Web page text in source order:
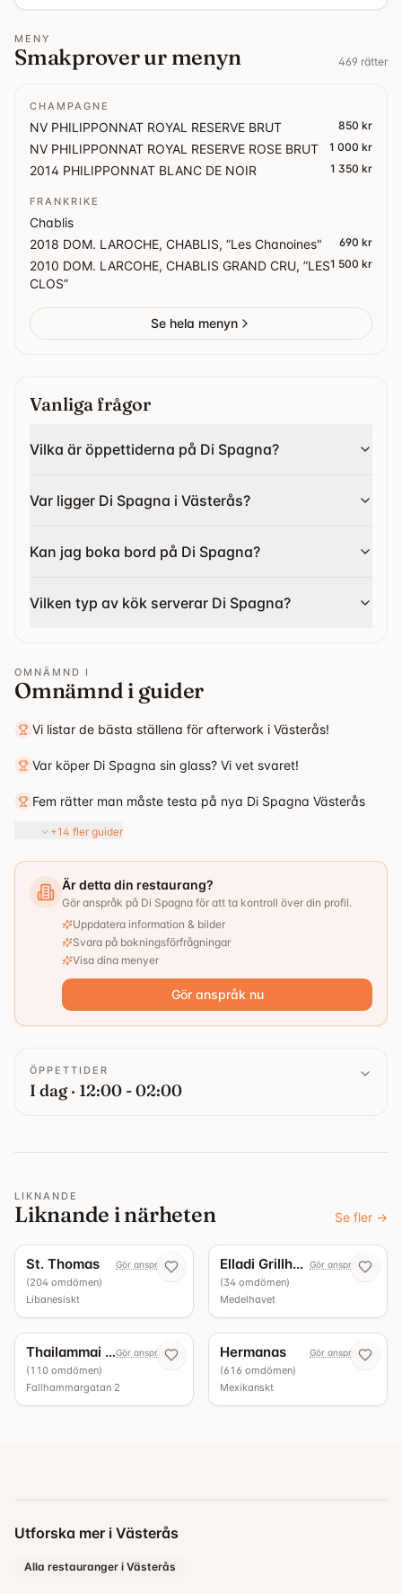
staden, säger andra. En plats att uppleva eller
återupptäcka. Till alla våra tidigare och kommande
MENY
Smakprover ur menyn 469 rätter
CHAMPAGNE
NV PHILIPPONNAT ROYAL RESERVE BRUT 850 kr
NV PHILIPPONNAT ROYAL RESERVE ROSE BRUT 1 000 kr
2014 PHILIPPONNAT BLANC DE NOIR 1 350 kr
FRANKRIKE
Chablis
2018 DOM. LAROCHE, CHABLIS, ”Les Chanoines"
690 kr
2010 DOM. LARCOHE, CHABLIS GRAND CRU, ”LES
CLOS”
1 500 kr
Se hela menyn
Vanliga frågor
Vilka är öppettiderna på Di Spagna?
Var ligger Di Spagna i Västerås?
Kan jag boka bord på Di Spagna?
Vilken typ av kök serverar Di Spagna?
OMNÄMND I
Omnämnd i guider
Vi listar de bästa ställena för afterwork i Västerås!
Var köper Di Spagna sin glass? Vi vet svaret!
Fem rätter man måste testa på nya Di Spagna Västerås
+14 fler guider
Är detta din restaurang?
Gör anspråk på Di Spagna för att ta kontroll över din profil.
Uppdatera information & bilder
Svara på bokningsförfrågningar
Visa dina menyer
Gör anspråk nu
ÖPPETTIDER
I dag · 12:00 - 02:00
LIKNANDE
Liknande i närheten Se fler →
St. Thomas Gör anspråk nu
(204 omdömen)
Libanesiskt
Elladi Grillhouse Gör anspråk nu
(34 omdömen)
Medelhavet
4.8
Thailammai Indian FoodGör anspråk nu
(110 omdömen)
Fallhammargatan 2
10 guider 4.6
Hermanas Gör anspråk nu
(616 omdömen)
Mexikanskt
Utforska mer i Västerås
Alla restauranger i Västerås